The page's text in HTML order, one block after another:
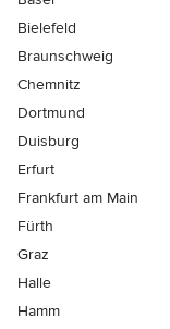
Bielefeld
Braunschweig
Chemnitz
Dortmund
Duisburg
Erfurt
Frankfurt am Main
Fürth
Graz
Halle
Hamm